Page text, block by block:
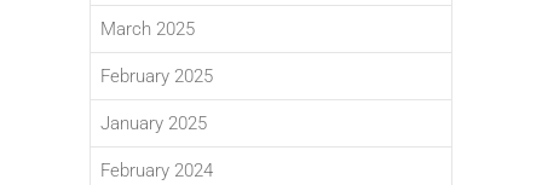
March 2025
February 2025
January 2025
February 2024